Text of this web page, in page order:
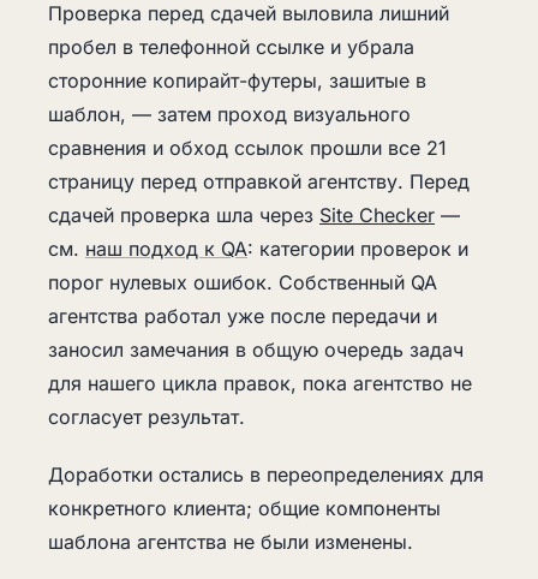
Проверка перед сдачей выловила лишний
пробел в телефонной ссылке и убрала
сторонние копирайт-футеры, зашитые в
шаблон, — затем проход визуального
сравнения и обход ссылок прошли все 21
страницу перед отправкой агентству. Перед
сдачей проверка шла через Site Checker —
см. наш подход к QA: категории проверок и
порог нулевых ошибок. Собственный QA
агентства работал уже после передачи и
заносил замечания в общую очередь задач
для нашего цикла правок, пока агентство не
согласует результат.
Доработки остались в переопределениях для
конкретного клиента; общие компоненты
шаблона агентства не были изменены.